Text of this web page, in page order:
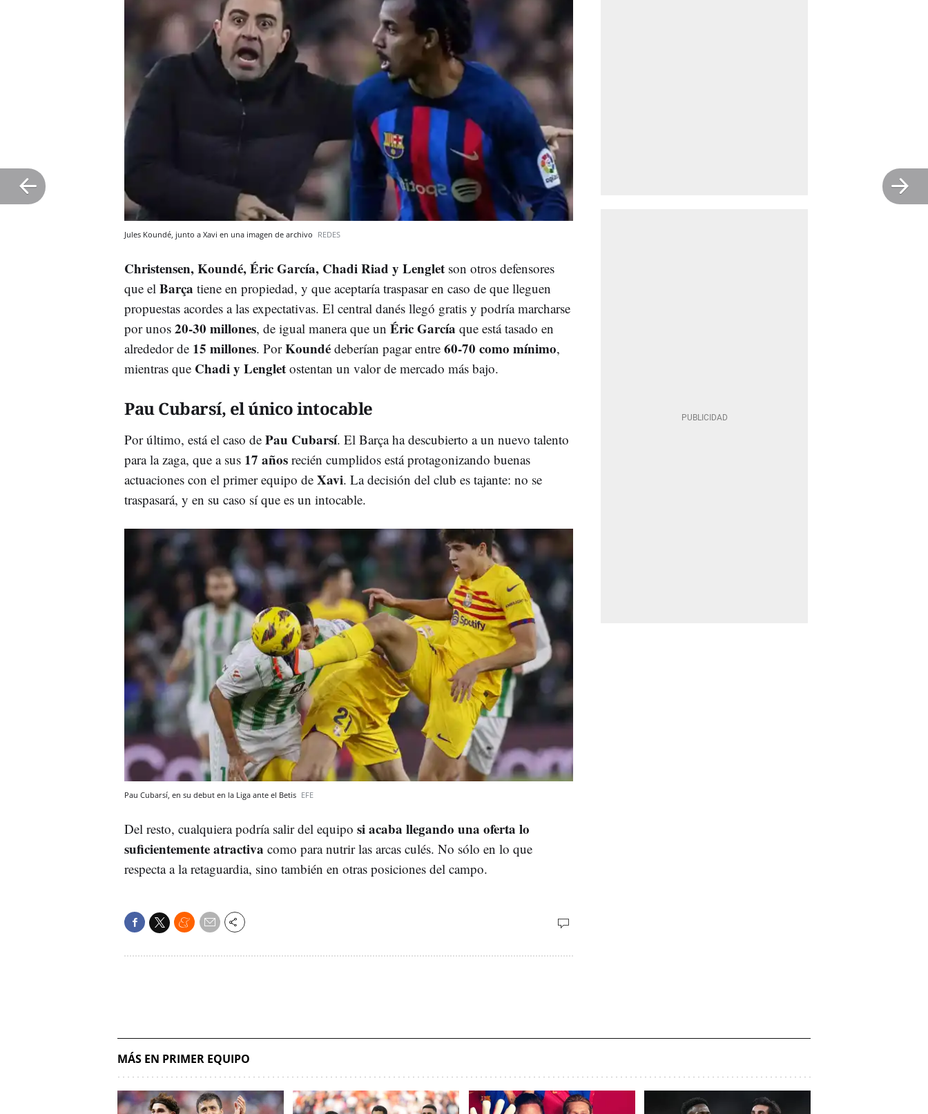
Jules Koundé, junto a Xavi en una imagen de archivo REDES
Christensen, Koundé, Éric García, Chadi Riad y Lenglet son otros defensores
que el Barça tiene en propiedad, y que aceptaría traspasar en caso de que lleguen
propuestas acordes a las expectativas. El central danés llegó gratis y podría marcharse
por unos 20-30 millones, de igual manera que un Éric García que está tasado en
alrededor de 15 millones. PorKoundé deberían pagar entre 60-70 como mínimo,
mientras que Chadi y Lenglet ostentan un valor de mercado más bajo.
Pau Cubarsí, el único intocable
Por último, está el caso de Pau Cubarsí. El Barça ha descubierto a un nuevo talento
para la zaga, que a sus 17 años recién cumplidos está protagonizando buenas
actuaciones con el primer equipo de Xavi. La decisión del club es tajante: no se
traspasará, y en su caso sí que es un intocable.
Pau Cubarsí, en su debut en la Liga ante el Betis EFE
Del resto, cualquiera podría salir del equipo si acaba llegando una oferta lo
suficientemente atractiva como para nutrir las arcas culés. No sólo en lo que
respecta a la retaguardia, sino también en otras posiciones del campo.
MÁS EN PRIMER EQUIPO